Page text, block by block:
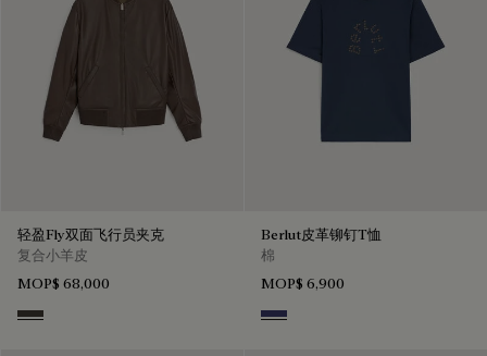
轻盈Fly双面飞行员夹克
复合小羊皮
MOP$ 68,000
Brown Taupe
Berlut皮革铆钉T恤
棉
MOP$ 6,900
Marine